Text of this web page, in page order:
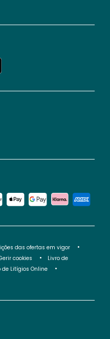
das ofertas em vigor
cookies
Livro de
de Litígios Online